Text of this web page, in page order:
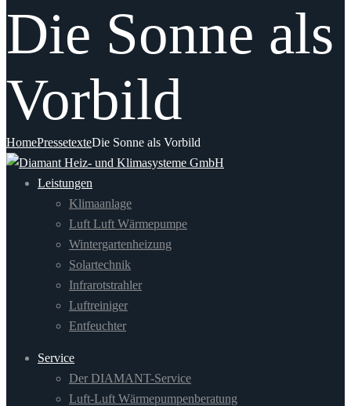
Die Sonne als
Vorbild
HomePressetexteDie Sonne als Vorbild
Leistungen
Klimaanlage
Luft Luft Wärmepumpe
Wintergartenheizung
Solartechnik
Infrarotstrahler
Luftreiniger
Entfeuchter
Service
Der DIAMANT-Service
Luft-Luft Wärmepumpenberatung